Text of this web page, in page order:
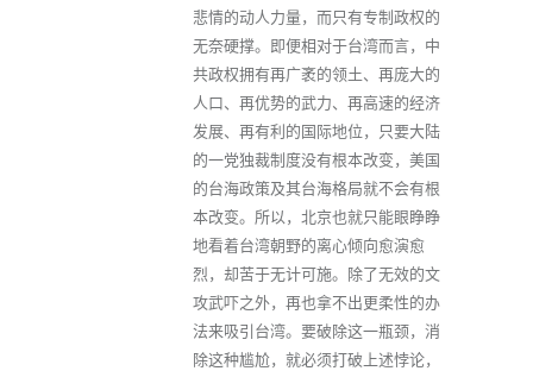
悲情的动人力量，而只有专制政权的
无奈硬撑。即便相对于台湾而言，中
共政权拥有再广袤的领土、再庞大的
人口、再优势的武力、再高速的经济
发展、再有利的国际地位，只要大陆
的一党独裁制度没有根本改变，美国
的台海政策及其台海格局就不会有根
本改变。所以，北京也就只能眼睁睁
地看着台湾朝野的离心倾向愈演愈
烈，却苦于无计可施。除了无效的文
攻武吓之外，再也拿不出更柔性的办
法来吸引台湾。要破除这一瓶颈，消
除这种尴尬，就必须打破上述悖论，